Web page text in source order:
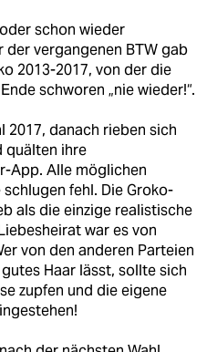
schon wieder
der vergangenen BTW gab
2013-2017, von der die
schworen „nie wieder!“.
2017, danach rieben sich
quälten ihre
App. Alle möglichen
fehl. Die Groko-
als die einzige realistische
war es von
von den anderen Parteien
Haar lässt, sollte sich
zupfen und die eigene